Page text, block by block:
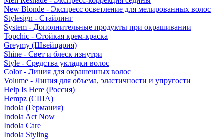
New Blonde - Экспресс осветление для мелированных волос
Stylesign - Стайлинг
System - Дополнительные продукты при окрашивании
Topchic - Стойкая крем-краска
Greymy (Швейцария)
Shine - Свет и блеск изнутри
Style - Средства укладки волос
Color - Линия для окрашенных волос
Volume - Линия для объема, эластичности и упругости
Help Is Here (Россия)
Hempz (США)
Indola (Германия)
Indola Act Now
Indola Care
Indola Styling